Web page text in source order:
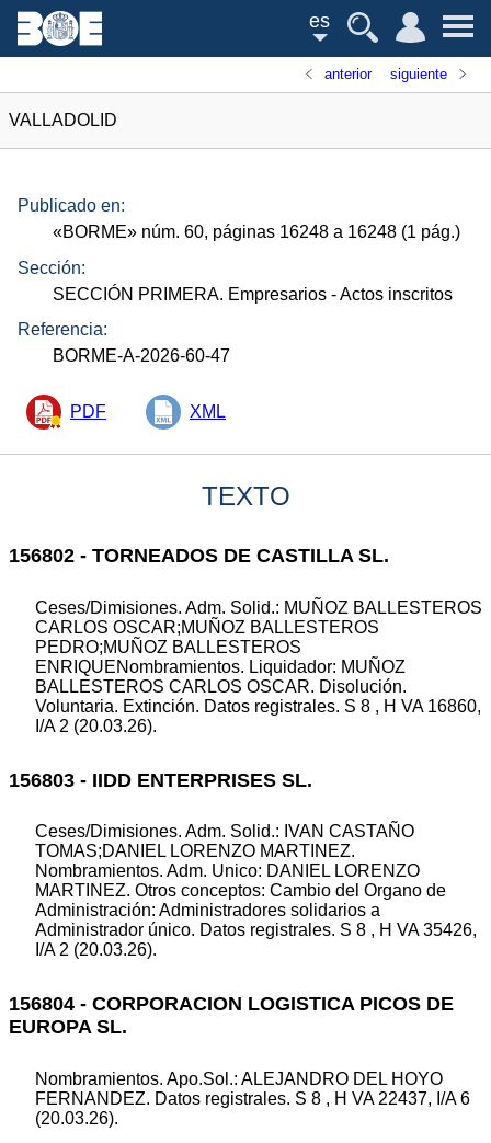
es
anterior siguiente
VALLADOLID
Publicado en:
«BORME» núm. 60, páginas 16248 a 16248 (1 pág.)
Sección:
SECCIÓN PRIMERA. Empresarios - Actos inscritos
Referencia:
BORME-A-2026-60-47
PDF XML
TEXTO
156802 - TORNEADOS DE CASTILLA SL.
Ceses/Dimisiones. Adm. Solid.: MUÑOZ BALLESTEROS
CARLOS OSCAR;MUÑOZ BALLESTEROS
PEDRO;MUÑOZ BALLESTEROS
ENRIQUENombramientos. Liquidador: MUÑOZ
BALLESTEROS CARLOS OSCAR. Disolución.
Voluntaria. Extinción. Datos registrales. S 8 , H VA 16860,
I/A 2 (20.03.26).
156803 - IIDD ENTERPRISES SL.
Ceses/Dimisiones. Adm. Solid.: IVAN CASTAÑO
TOMAS;DANIEL LORENZO MARTINEZ.
Nombramientos. Adm. Unico: DANIEL LORENZO
MARTINEZ. Otros conceptos: Cambio del Organo de
Administración: Administradores solidarios a
Administrador único. Datos registrales. S 8 , H VA 35426,
I/A 2 (20.03.26).
156804 - CORPORACION LOGISTICA PICOS DE
EUROPA SL.
Nombramientos. Apo.Sol.: ALEJANDRO DEL HOYO
FERNANDEZ. Datos registrales. S 8 , H VA 22437, I/A 6
(20.03.26).